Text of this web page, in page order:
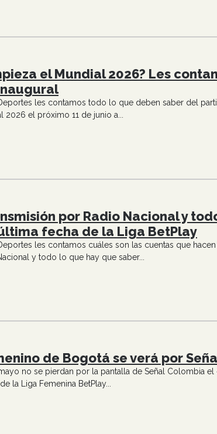
el Mundial 2026? Les
les contamos todo lo que deben saber del
2026 el próximo 11 de junio a...
por Radio Nacional y
fecha de la Liga BetPlay
les contamos cuáles son las cuentas que
y todo lo que hay que saber...
de Bogotá se verá por
no se pierdan por la pantalla de Señal Colombia
la Liga Femenina BetPlay...